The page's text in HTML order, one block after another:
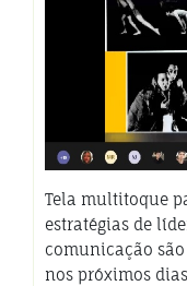
Tela multitoque
estratégias de
comunicação são
nos próximos